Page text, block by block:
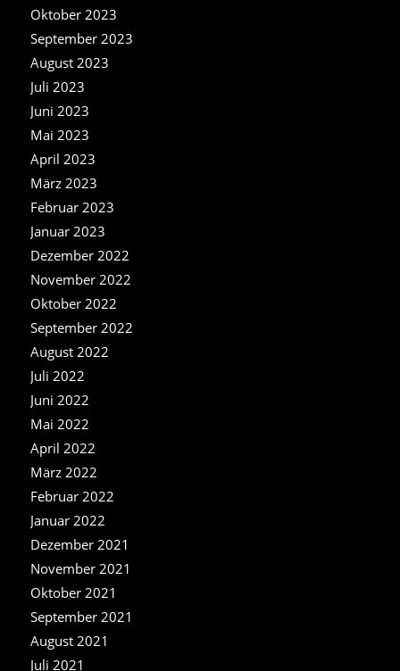
Oktober 2023
September 2023
August 2023
Juli 2023
Juni 2023
Mai 2023
April 2023
März 2023
Februar 2023
Januar 2023
Dezember 2022
November 2022
Oktober 2022
September 2022
August 2022
Juli 2022
Juni 2022
Mai 2022
April 2022
März 2022
Februar 2022
Januar 2022
Dezember 2021
November 2021
Oktober 2021
September 2021
August 2021
Juli 2021